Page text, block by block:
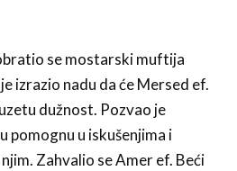
se mostarski muftija
izrazio nadu da će Mersed ef.
dužnost. Pozvao je
pomognu u iskušenjima i
Zahvalio se Amer ef. Beći